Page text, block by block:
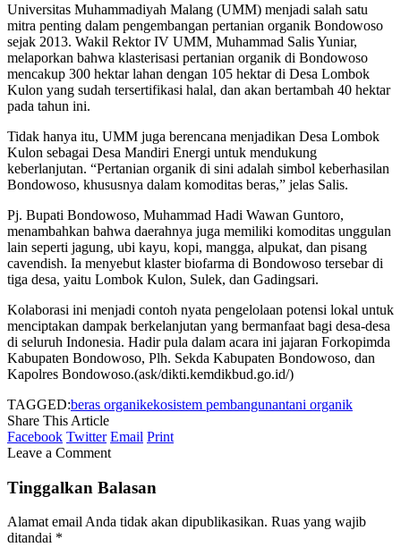
Universitas Muhammadiyah Malang (UMM) menjadi salah satu
mitra penting dalam pengembangan pertanian organik Bondowoso
sejak 2013. Wakil Rektor IV UMM, Muhammad Salis Yuniar,
melaporkan bahwa klasterisasi pertanian organik di Bondowoso
mencakup 300 hektar lahan dengan 105 hektar di Desa Lombok
Kulon yang sudah tersertifikasi halal, dan akan bertambah 40 hektar
pada tahun ini.
Tidak hanya itu, UMM juga berencana menjadikan Desa Lombok
Kulon sebagai Desa Mandiri Energi untuk mendukung
keberlanjutan. “Pertanian organik di sini adalah simbol keberhasilan
Bondowoso, khususnya dalam komoditas beras,” jelas Salis.
Pj. Bupati Bondowoso, Muhammad Hadi Wawan Guntoro,
menambahkan bahwa daerahnya juga memiliki komoditas unggulan
lain seperti jagung, ubi kayu, kopi, mangga, alpukat, dan pisang
cavendish. Ia menyebut klaster biofarma di Bondowoso tersebar di
tiga desa, yaitu Lombok Kulon, Sulek, dan Gadingsari.
Kolaborasi ini menjadi contoh nyata pengelolaan potensi lokal untuk
menciptakan dampak berkelanjutan yang bermanfaat bagi desa-desa
di seluruh Indonesia. Hadir pula dalam acara ini jajaran Forkopimda
Kabupaten Bondowoso, Plh. Sekda Kabupaten Bondowoso, dan
Kapolres Bondowoso.(ask/dikti.kemdikbud.go.id/)
TAGGED:beras organikekosistem pembangunantani organik
Share This Article
Facebook Twitter Email Print
Leave a Comment
Tinggalkan Balasan
Alamat email Anda tidak akan dipublikasikan. Ruas yang wajib
ditandai *